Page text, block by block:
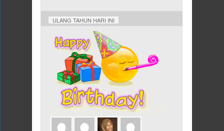
ULANG TAHUN HARI INI